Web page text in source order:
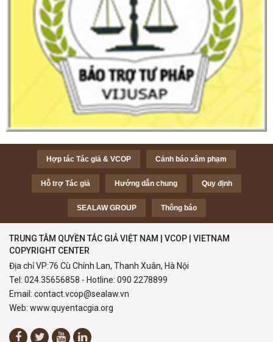
Hợp tác Tác giả & VCOP Cảnh báo xâm phạm
Hỗ trợ Tác giả Hướng dẫn chung Quy định
SEALAW GROUP Thông báo
TRUNG TÂM QUYỀN TÁC GIẢ VIỆT NAM | VCOP | VIETNAM
COPYRIGHT CENTER
Địa chỉ VP:76 Cù Chính Lan, Thanh Xuân, Hà Nội
Tel: 024.35656858 - Hotline: 090 2278899
Email: contact.vcop@sealaw.vn
Web: www.quyentacgia.org